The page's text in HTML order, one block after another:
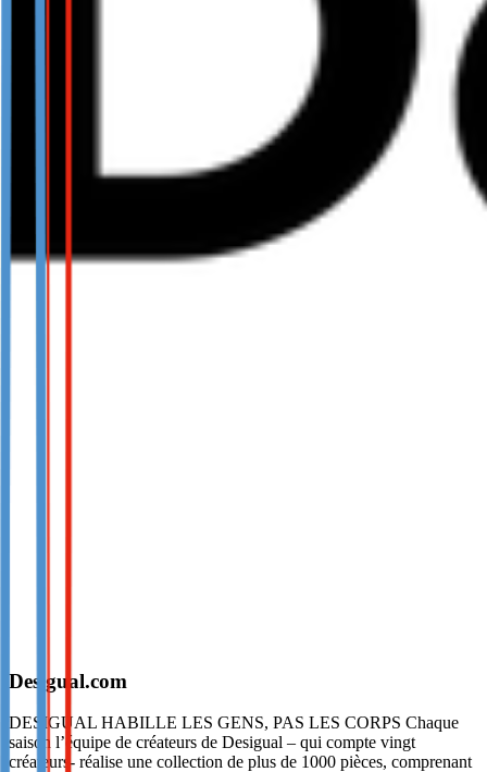
Desigual.com
DESIGUAL HABILLE LES GENS, PAS LES CORPS Chaque
saison l’équipe de créateurs de Desigual – qui compte vingt
créateurs- réalise une collection de plus de 1000 pièces, comprenant